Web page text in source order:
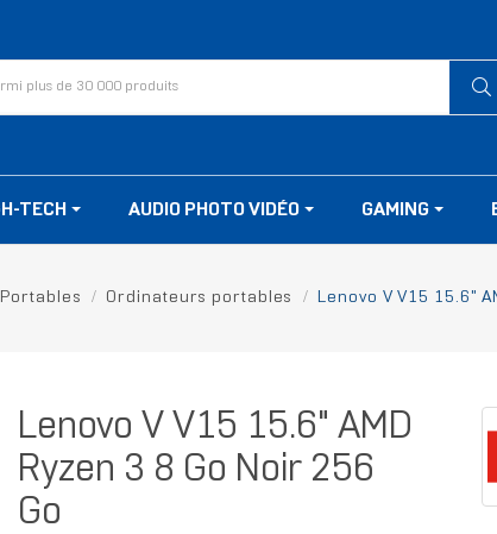
TECH AUDIO PHOTO VIDÉO GAMING
Portables Ordinateurs portables Lenovo V V15 15.6"
Lenovo V V15 15.6" AMD
Ryzen 3 8 Go Noir 256
Go